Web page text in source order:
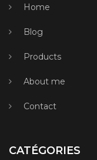
Home
Blog
Products
About me
Contact
CATÉGORIES